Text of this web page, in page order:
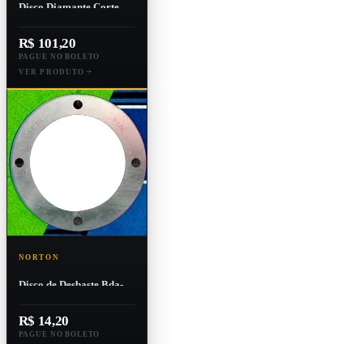
Disco Diamante Corte
R$ 101,20
PAGUE NO BOLETO
VER PRODUTO
NORTON
Disco de Desbaste Bda-
115x6,4x22mm
R$ 14,20
PAGUE NO BOLETO